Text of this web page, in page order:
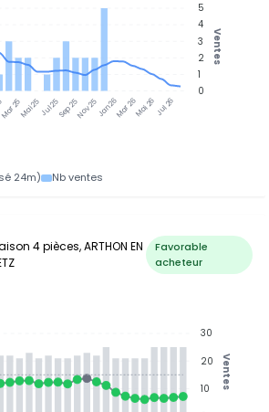
25Mai 25Jul 25Sep 25Nov 25Jan 26Mar 26Mai 26Jul 26
5
4
3
2
1
0
Ventes
24m) Nb ventes
4 pièces, ARTHON EN
Favorable
acheteur
30
20
10 Ventes